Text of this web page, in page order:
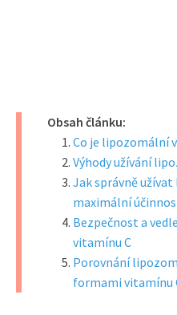
Obsah článku:
Co je lipozomální
Výhody užívání
Jak správně
maximální
Bezpečnost a
vitamínu C
Porovnání
formami vitamínu